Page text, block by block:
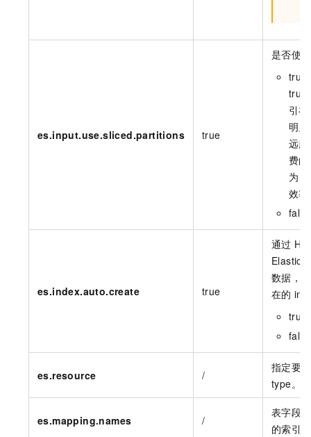
es.input.use.sliced.partitions true
是否使用
true
true
引
明
远
费
为
效
es.index.auto.create true
通过
数据，
在的
true
es.resource /
指定要
type。
es.mapping.names /
表字段与
的索引